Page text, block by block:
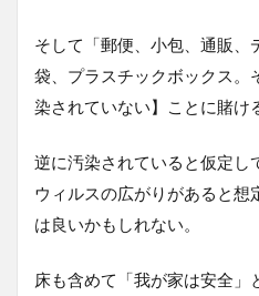
そして「郵便、小包、通販、
袋、プラスチックボックス。
染されていない】ことに賭け
逆に汚染されていると仮定し
ウィルスの広がりがあると想
は良いかもしれない。
床も含めて「我が家は安全